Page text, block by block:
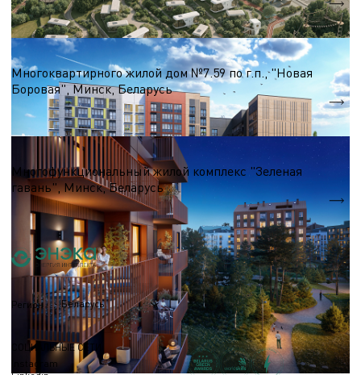
10 500 м.кв.
Жилые комплексы до 50 000 м.кв
Многоквартирного жилой дом №7.59 по г.п., "Новая
Боровая", Минск, Беларусь
S = 7 140 м.кв.
Жилые комплексы до 50 000 м.кв
Многофункциональный жилой комплекс "Зеленая
гавань", Минск, Беларусь
S = 20 000 м.кв.
Регион Беларусь
СОЦИАЛЬНЫЕ СЕТИ
Instagram